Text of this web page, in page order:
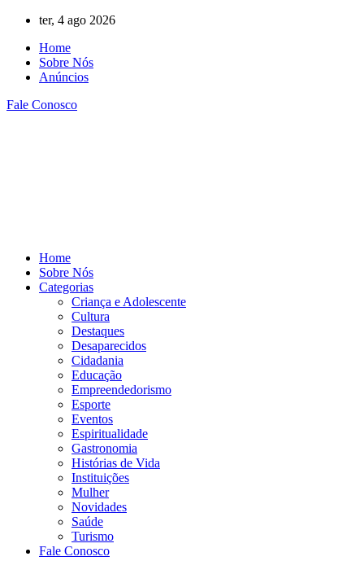
conteúdo
ter, 4 ago 2026
Home
Sobre Nós
Anúncios
Fale Conosco
Home
Sobre Nós
Categorias
Criança e Adolescente
Cultura
Destaques
Desaparecidos
Cidadania
Educação
Empreendedorismo
Esporte
Eventos
Espiritualidade
Gastronomia
Histórias de Vida
Instituições
Mulher
Novidades
Saúde
Turismo
Fale Conosco